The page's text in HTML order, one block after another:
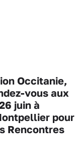
Occitanie,
vous aux
juin à
pour
Rencontres